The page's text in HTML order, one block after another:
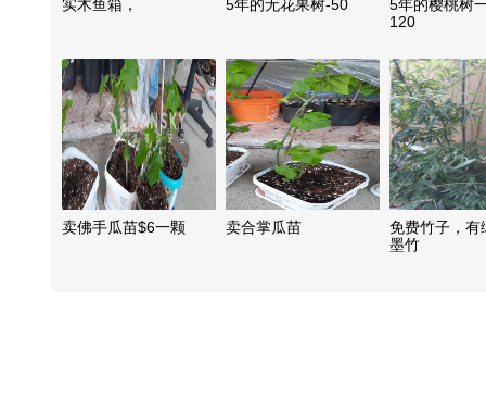
实木鱼箱， 5年的无花果树-50
5年的樱桃树
120
卖佛手瓜苗$6一颗 卖合掌瓜苗
免费竹子，有
墨竹